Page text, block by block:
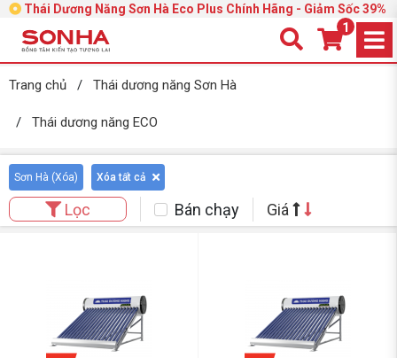
Thái Dương Năng Sơn Hà Eco Plus Chính Hãng - Giảm Sốc 39%
1
Trang chủ / Thái dương năng Sơn Hà
/ Thái dương năng ECO
Sơn Hà (Xóa) Xóa tất cả
Lọc Bán chạy Giá